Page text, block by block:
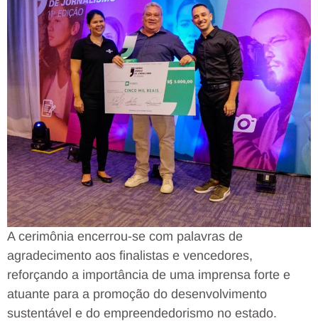
A cerimônia encerrou-se com palavras de
agradecimento aos finalistas e vencedores,
reforçando a importância de uma imprensa forte e
atuante para a promoção do desenvolvimento
sustentável e do empreendedorismo no estado.